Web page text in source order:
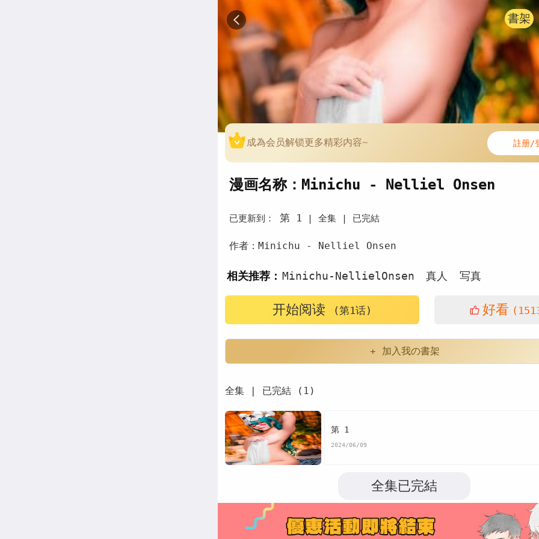
書架
成為会员解锁更多精彩内容~ 註册/
漫画名称：Minichu - Nelliel Onsen
已更新到： 第 1 | 全集 | 已完結
作者：Minichu - Nelliel Onsen
相关推荐： Minichu-NellielOnsen 真人 写真
开始阅读 (第1话) 好看
+ 加入我の書架
全集 | 已完結 (1)
第 1
2024/06/09
全集已完結